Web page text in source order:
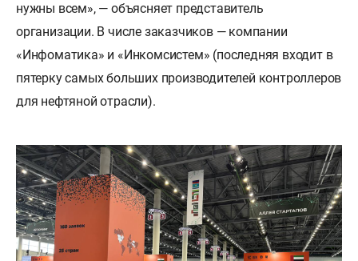
нужны всем», — объясняет представитель
организации. В числе заказчиков — компании
«Инфоматика» и «Инкомсистем» (последняя входит в
пятерку самых больших производителей контроллеров
для нефтяной отрасли).